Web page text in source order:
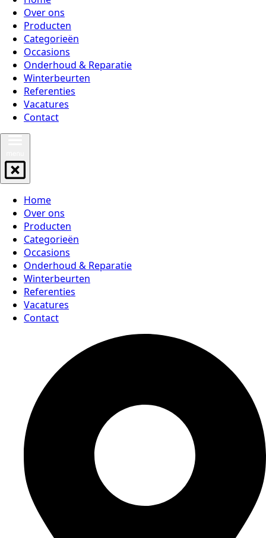
Over ons
Producten
Categorieën
Occasions
Onderhoud & Reparatie
Winterbeurten
Referenties
Vacatures
Contact
Home
Over ons
Producten
Categorieën
Occasions
Onderhoud & Reparatie
Winterbeurten
Referenties
Vacatures
Contact